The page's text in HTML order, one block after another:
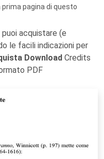
pagina di questo
acquistare (e
le facili indicazioni per
Download Credits
PDF